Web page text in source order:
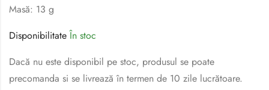
Masă: 13 g
DisponibilitateÎn stoc
Dacă nu este disponibil pe stoc, produsul se poate
precomanda si se livrează în termen de 10 zile lucrătoare.